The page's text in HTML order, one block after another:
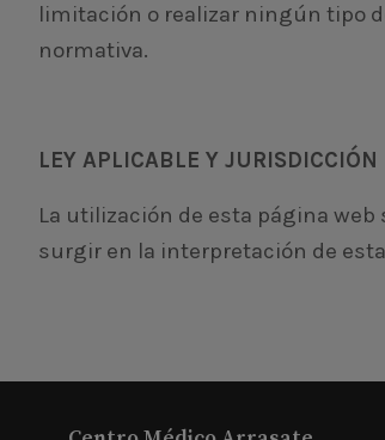
limitación o realizar ningún tipo
normativa.
LEY APLICABLE Y JURISDICCIÓN
La utilización de esta página
surgir en la interpretación de